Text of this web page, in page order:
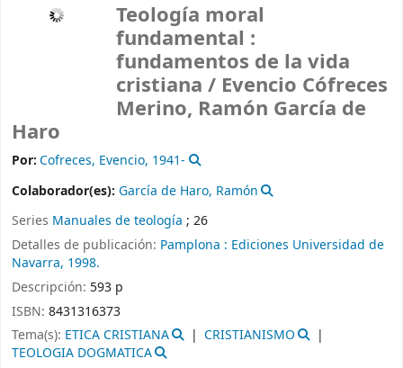
Teología moral
fundamental :
fundamentos de la vida
cristiana / Evencio Cófreces
Merino, Ramón García de
Haro
Por:Cofreces, Evencio, 1941-
Colaborador(es): García de Haro, Ramón
Series Manuales de teología ; 26
Detalles de publicación: Pamplona : Ediciones Universidad de
Navarra, 1998.
Descripción: 593 p
ISBN: 8431316373
Tema(s): ETICA CRISTIANA
CRISTIANISMO
TEOLOGIA DOGMATICA